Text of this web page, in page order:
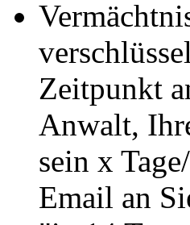
Zeitpunkt
Anwalt,
sein x
Email an